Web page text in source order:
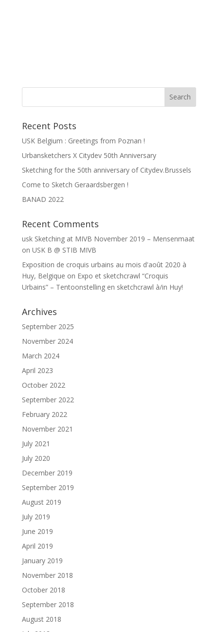
Recent Posts
USK Belgium : Greetings from Poznan !
Urbansketchers X Citydev 50th Anniversary
Sketching for the 50th anniversary of Citydev.Brussels
Come to Sketch Geraardsbergen !
BANAD 2022
Recent Comments
usk Sketching at MIVB November 2019 – Mensenmaat
on USK B @ STIB MIVB
Exposition de croquis urbains au mois d'août 2020 à
Huy, Belgique on Expo et sketchcrawl “Croquis
Urbains” – Tentoonstelling en sketchcrawl à/in Huy!
Archives
September 2025
November 2024
March 2024
April 2023
October 2022
September 2022
February 2022
November 2021
July 2021
July 2020
December 2019
September 2019
August 2019
July 2019
June 2019
April 2019
January 2019
November 2018
October 2018
September 2018
August 2018